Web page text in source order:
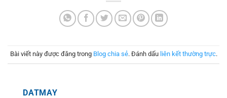
Bài viết này được đăng trong Blog chia sẻ. Đánh dấu liên kết thường trực.
DATMAY